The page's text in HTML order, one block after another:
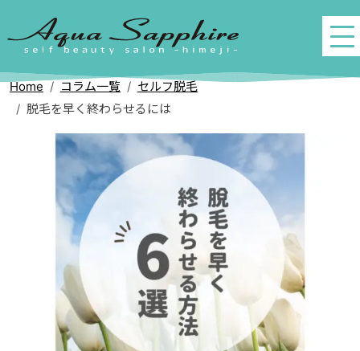
Home コラム一覧
セルフ脱毛
脱毛を早く終わらせるには